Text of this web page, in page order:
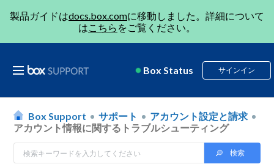
製品ガイドはdocs.box.comに移動しました。詳細について
はこちら をご覧ください。
Box Status サインイン
Box Support サポート
アカウント設定と請求
アカウント情報に関するトラブルシューティング